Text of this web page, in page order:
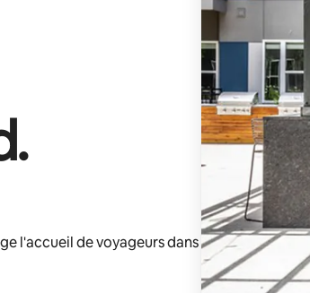
.
l'accueil de voyageurs dans